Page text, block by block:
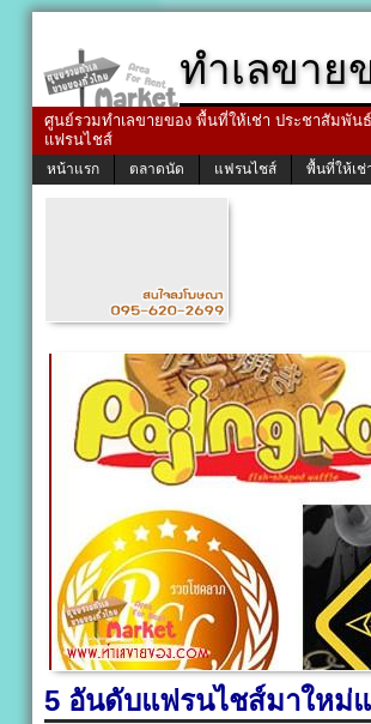
ทำเลขาย
ศูนย์รวมทำเลขายของ พื้นที่ให้เช่า ประชาสัมพั
แฟรนไชส์
หน้าแรก ตลาดนัด แฟรนไชส์ พื้นที่ให้เช่
5 อันดับแฟรนไชส์มาใหม่